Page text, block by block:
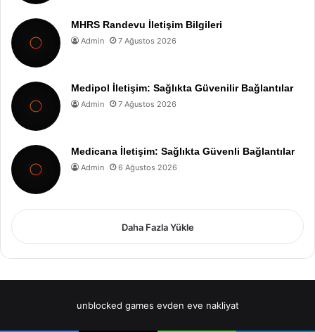
MHRS Randevu İletişim Bilgileri
Admin 7 Ağustos 2026
Medipol İletişim: Sağlıkta Güvenilir Bağlantılar
Admin 7 Ağustos 2026
Medicana İletişim: Sağlıkta Güvenli Bağlantılar
Admin 6 Ağustos 2026
Daha Fazla Yükle
unblocked games evden eve nakliyat